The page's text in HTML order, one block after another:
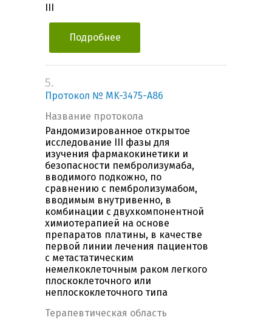
Подробнее
5.
Протокол № MK-3475-A86
Название протокола
Рандомизированное открытое
исследование III фазы для
изучения фармакокинетики и
безопасности пембролизумаба,
вводимого подкожно, по
сравнению с пембролизумабом,
вводимым внутривенно, в
комбинации с двухкомпонентной
химиотерапией на основе
препаратов платины, в качестве
первой линии лечения пациентов
с метастатическим
немелкоклеточным раком легкого
плоскоклеточного или
неплоскоклеточного типа
Терапевтическая область